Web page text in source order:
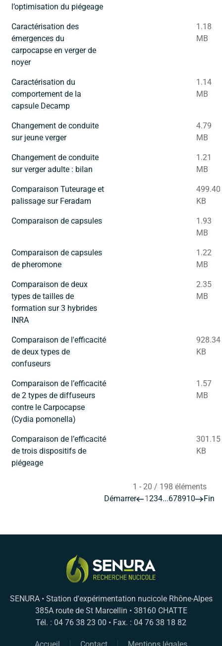
l’optimisation du piégeage
Caractérisation des
émergences du
carpocapse en verger de
noyer
1.18
MB
Caractérisation du
comportement de la
capsule Decamp
1.14
MB
Changement de conduite
sur jeune verger
4.79
MB
Changement de conduite
sur verger adulte : bilan
1.21
MB
Comparaison Tuteurage et
palissage sur Feradam
499.40
KB
Comparaison de capsules
1.93
MB
Comparaison de capsules
de pheromone
1.22
MB
Comparaison de deux
types de tailles de
formation sur 3 hybrides
INRA
2.35
MB
Comparaison de l'efficacité
de deux types de
confuseurs
928.34
KB
Comparaison de l’efficacité
de 2 types de diffuseurs
contre le Carpocapse
(Cydia pomonella)
1.57
MB
Comparaison de l’efficacité
de trois dispositifs de
piégeage
301.15
KB
1 - 20 / 198 éléments
Démarrer
1234...678910 Fin
SENURA • Station d'expérimentation nucicole Rhône-Alpes
385A route de St Marcellin • 38160 CHATTE
Tél. : 04 76 38 23 00 • Fax. : 04 76 38 18 82